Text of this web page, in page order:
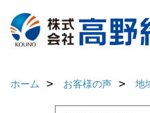
ホーム お客様の声 地